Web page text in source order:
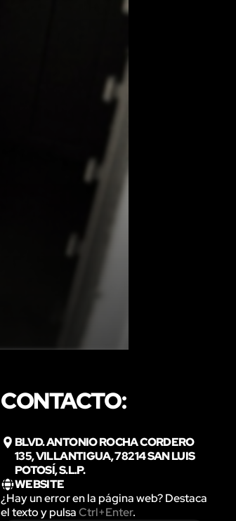
CONTACTO:
BLVD. ANTONIO ROCHA CORDERO
135, VILLANTIGUA, 78214 SAN LUIS
POTOSÍ, S.L.P.
WEBSITE
¿Hay un error en la página web? Destaca
el texto y pulsaCtrl+Enter.